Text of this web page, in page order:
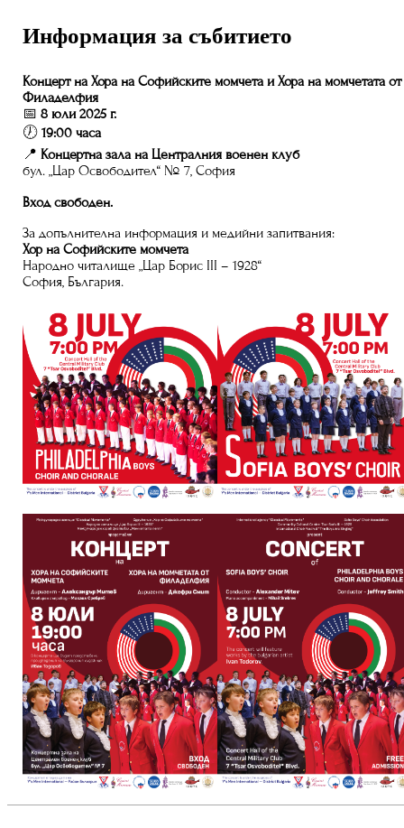
Информация за събитието
Концерт на Хора на Софийските момчета и Хора на момчетата от
Филаделфия
📅8 юли 2025 г.
🕖19:00 часа
📍Концертна зала на Централния военен клуб
бул. „Цар Освободител“ № 7, София
Вход свободен.
За допълнителна информация и медийни запитвания:
Хор на Софийските момчета
Народно читалище „Цар Борис III – 1928“
София, България.